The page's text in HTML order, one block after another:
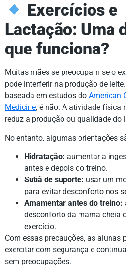
Exercícios e
Lactação: Uma
que funciona?
Muitas mães se preocupam se o
pode interferir na produção de
baseada em estudos do American
Medicine, é não. A atividade física
reduz a produção ou qualidade do
No entanto, algumas orientações
Hidratação: aumentar a
antes e depois do treino.
Sutiã de suporte: usar um
para evitar desconforto nos
Amamentar antes do treino:
desconforto da mama cheia
exercício.
Com essas precauções, as alunas
exercitar com segurança e
sem preocupações.